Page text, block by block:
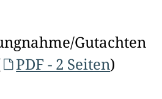
Gutachten
PDF - 2 Seiten)